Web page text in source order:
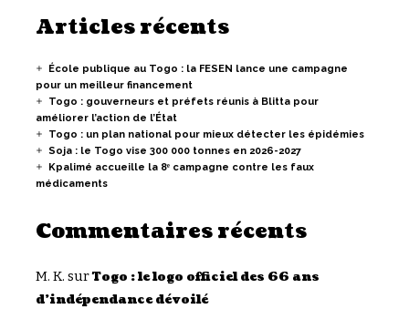
Articles récents
École publique au Togo : la FESEN lance une campagne
pour un meilleur financement
Togo : gouverneurs et préfets réunis à Blitta pour
améliorer l’action de l’État
Togo : un plan national pour mieux détecter les épidémies
Soja : le Togo vise 300 000 tonnes en 2026-2027
Kpalimé accueille la 8ᵉ campagne contre les faux
médicaments
Commentaires récents
M. K. surTogo : le logo officiel des 66 ans
d’indépendance dévoilé